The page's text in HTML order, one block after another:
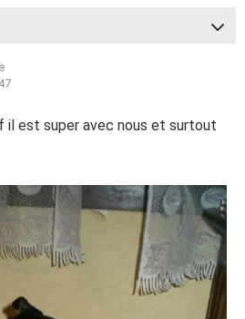
il est super avec nous et surtout